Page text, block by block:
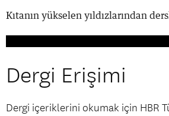
Kıtanın yükselen yıldızlarından
Dergi Erişimi
Dergi içeriklerini okumak için HBR